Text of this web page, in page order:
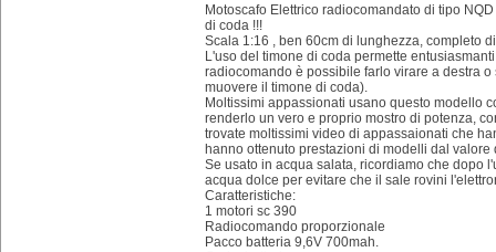
Motoscafo Elettrico radiocomandato di tipo
di coda !!!
Scala 1:16 , ben 60cm di lunghezza, completo
L'uso del timone di coda permette
radiocomando è possibile farlo virare a destra
muovere il timone di coda).
Moltissimi appassionati usano questo modello
renderlo un vero e proprio mostro di potenza,
trovate moltissimi video di appassaionati che
hanno ottenuto prestazioni di modelli dal valore
Se usato in acqua salata, ricordiamo che dopo
acqua dolce per evitare che il sale rovini
Caratteristiche:
1 motori sc 390
Radiocomando proporzionale
Pacco batteria 9,6V 700mah.